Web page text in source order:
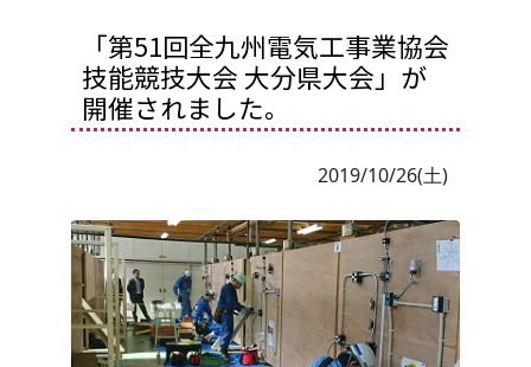
「第51回全九州電気工事業協会
技能競技大会 大分県大会」が
開催されました。
2019/10/26(土)